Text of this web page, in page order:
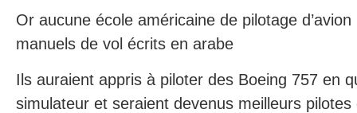
Or aucune école américaine de pilotage
manuels de vol écrits en arabe
Ils auraient appris à piloter des Boeing 757 en
simulateur et seraient devenus meilleurs pilotes